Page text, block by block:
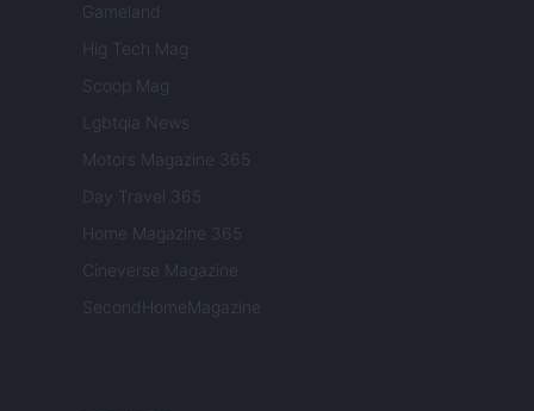
Gameland
Hig Tech Mag
Scoop Mag
Lgbtqia News
Motors Magazine 365
Day Travel 365
Home Magazine 365
Cineverse Magazine
SecondHomeMagazine